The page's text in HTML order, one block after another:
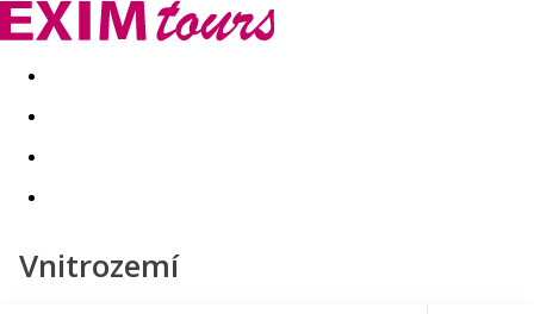
Akční nabídky Last minute
Vnitrozemí